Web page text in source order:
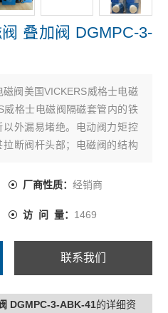
叠加阀 DGMPC-3-
阀美国VICKERS威格士电磁
威格士电磁阀隔磁套管内的铁
外漏易堵绝。电动阀力矩控
断阀杆头部；电磁阀的结构
厂商性质： 经销商
访 问 量： 1469
联系我们
DGMPC-3-ABK-41的详细资